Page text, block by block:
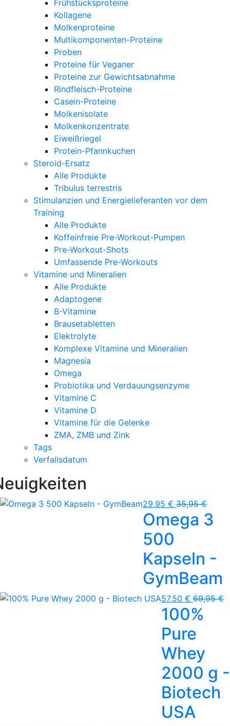
Frühstücksproteine
Kollagene
Molkenproteine
Multikomponenten-Proteine
Proben
Proteine für Veganer
Proteine zur Gewichtsabnahme
Rindfleisch-Proteine
Casein-Proteine
Molkenisolate
Molkenkonzentrate
Eiweißriegel
Protein-Pfannkuchen
Steroid-Ersatz
Alle Produkte
Tribulus terrestris
Stimulanzien und Energielieferanten vor dem
Training
Alle Produkte
Koffeinfreie Pre-Workout-Pumpen
Pre-Workout-Shots
Umfassende Pre-Workouts
Vitamine und Mineralien
Alle Produkte
Adaptogene
B-Vitamine
Brausetabletten
Elektrolyte
Komplexe Vitamine und Mineralien
Magnesia
Omega
Probiotika und Verdauungsenzyme
Vitamine C
Vitamine D
Vitamine für die Gelenke
ZMA, ZMB und Zink
Tags
Verfallsdatum
29,95 € 35,95 €
Omega 3
500
Kapseln -
GymBeam
57,50 € 69,95 €
100%
Pure
Whey
2000 g -
Biotech
USA